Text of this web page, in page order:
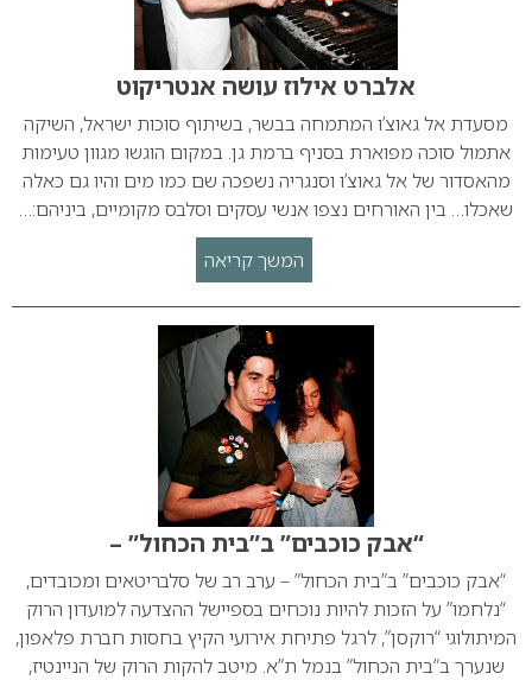
אלברט אילוז עושה אנטריקוט
מסעדת אל גאוצ’ו המתמחה בבשר, בשיתוף סוכות ישראל, השיקה
אתמול סוכה מפוארת בסניף ברמת גן. במקום הוגשו מגוון טעימות
מהאסדור של אל גאוצ’ו וסנגריה נשפכה שם כמו מים והיו גם כאלה
שאכלו… בין האורחים נצפו אנשי עסקים וסלבס מקומיים, ביניהם:…
המשך קריאה
“אבק כוכבים” ב”בית הכחול” –
“אבק כוכבים” ב”בית הכחול” – ערב רב של סלבריטאים ומכובדים,
“נלחמו” על הזכות להיות נוכחים בספיישל ההצדעה למועדון הרוק
המיתולוגי “רוקסן”, לרגל פתיחת אירועי הקיץ בחסות חברת פלאפון,
שנערך ב”בית הכחול” בנמל ת”א. מיטב להקות הרוק של הניינטיז,